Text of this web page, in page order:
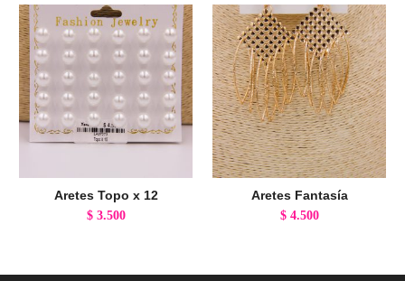
Aretes Topo x 12
$3.500
Aretes Fantasía
$4.500